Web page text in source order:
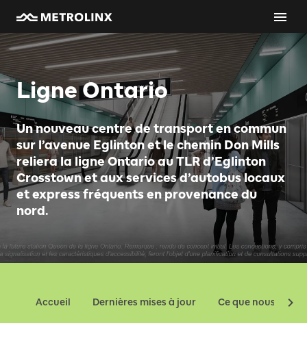
Ligne Ontario
Un nouveau centre de transport en commun
sur l’avenue Eglinton et le chemin Don Mills
reliera la ligne Ontario au TLR d’Eglinton
Crosstown et aux services d’autobus locaux
et express fréquents en provenance du
nord.
Accueil Dernières mises à jour Ce que nous